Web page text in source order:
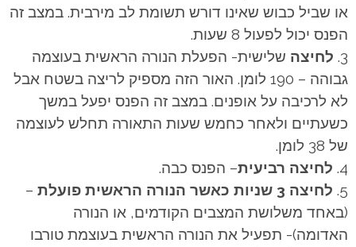
או שביל כבוש שאינו דורש תשומת לב מירבית. במצב זה
הפנס יכול לפעול 8 שעות.
לחיצה שלישית- הפעלת הנורה הראשית בעוצמה
גבוהה – 190 לומן. האור הזה מספיק לריצה בשטח אבל
לא לרכיבה על אופנים. במצב זה הפנס יפעל במשך
כשעתיים ולאחר כחמש שעות התאורה תחלש לעוצמה
של 38 לומן.
לחיצה רביעית– הפנס כבה.
לחיצה 3 שניות
כאשר הנורה הראשית פועלת –
(באחד משלושת המצבים הקודמים, או הנורה
האדומה)- תפעיל את הנורה הראשית בעוצמת טורבו